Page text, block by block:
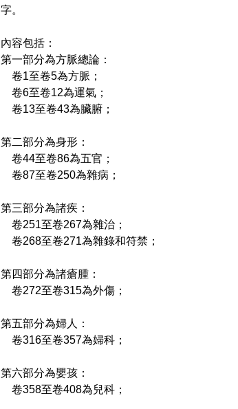
字。
內容包括：
第一部分為方脈總論：
卷1至卷5為方脈；
卷6至卷12為運氣；
卷13至卷43為臟腑；
第二部分為身形：
卷44至卷86為五官；
卷87至卷250為雜病；
第三部分為諸疾：
卷251至卷267為雜治；
卷268至卷271為雜錄和符禁；
第四部分為諸瘡腫：
卷272至卷315為外傷；
第五部分為婦人：
卷316至卷357為婦科；
第六部分為嬰孩：
卷358至卷408為兒科；